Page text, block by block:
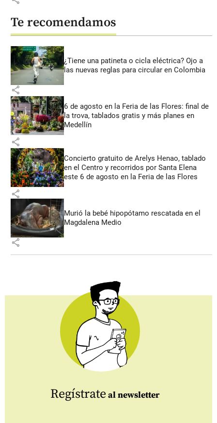
Te recomendamos
¿Tiene una patineta o cicla eléctrica? Ojo a
las nuevas reglas para circular en Colombia
share
6 de agosto en la Feria de las Flores: final de
la trova, tablados gratis y más planes en
Medellín
share
Concierto gratuito de Arelys Henao, tablado
en el Centro y recorridos por Santa Elena
este 6 de agosto en la Feria de las Flores
share
Murió la bebé hipopótamo rescatada en el
Magdalena Medio
share
Regístrate al newsletter